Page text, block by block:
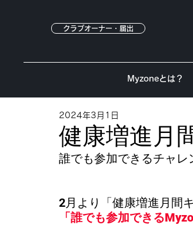
クラブオーナー・届出
Myzoneとは？
健康増進月
2024年3月1日
誰でも参加できるチャレ
2月より「健康増進月間
「誰でも参加できる